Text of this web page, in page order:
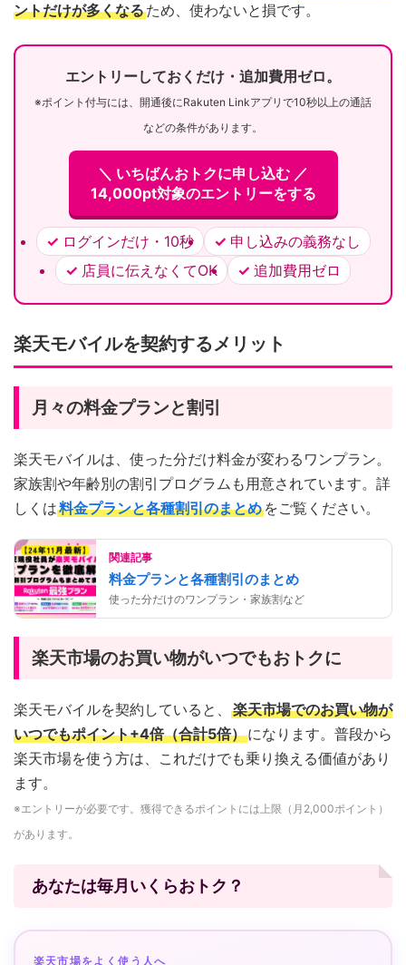
ントだけが多くなるため、使わないと損です。
エントリーしておくだけ・追加費用ゼロ。
※ポイント付与には、開通後にRakuten Linkアプリで10秒以上の通話
などの条件があります。
＼ いちばんおトクに申し込む ／
14,000pt対象のエントリーをする
ログインだけ・10秒
申し込みの義務なし
店員に伝えなくてOK
追加費用ゼロ
楽天モバイルを契約するメリット
月々の料金プランと割引
楽天モバイルは、使った分だけ料金が変わるワンプラン。
家族割や年齢別の割引プログラムも用意されています。詳
しくは料金プランと各種割引のまとめ をご覧ください。
関連記事
料金プランと各種割引のまとめ
使った分だけのワンプラン・家族割など
楽天市場のお買い物がいつでもおトクに
楽天モバイルを契約していると、 楽天市場でのお買い物が
いつでもポイント+4倍（合計5倍）になります。普段から
楽天市場を使う方は、これだけでも乗り換える価値があり
ます。
※エントリーが必要です。獲得できるポイントには上限（月2,000ポイント）
があります。
あなたは毎月いくらおトク？
楽天市場をよく使う人へ